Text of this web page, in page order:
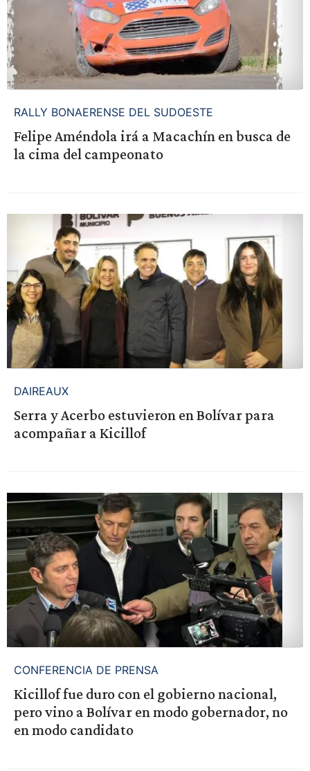
RALLY BONAERENSE DEL SUDOESTE
Felipe Améndola irá a Macachín en busca de
la cima del campeonato
DAIREAUX
Serra y Acerbo estuvieron en Bolívar para
acompañar a Kicillof
CONFERENCIA DE PRENSA
Kicillof fue duro con el gobierno nacional,
pero vino a Bolívar en modo gobernador, no
en modo candidato